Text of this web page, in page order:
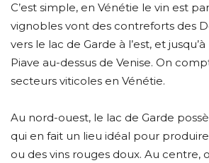
C’est simple, en Vénétie le vin est
vignobles vont des contreforts des
vers le lac de Garde à l’est, et
Piave au-dessus de Venise. On
secteurs viticoles en Vénétie.
Au nord-ouest, le lac de Garde
qui en fait un lieu idéal pour
ou des vins rouges doux. Au centre,